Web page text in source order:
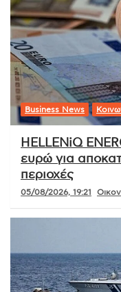
Business News
HELLENiQ
ευρώ για
περιοχές
05/08/2026, 19:21